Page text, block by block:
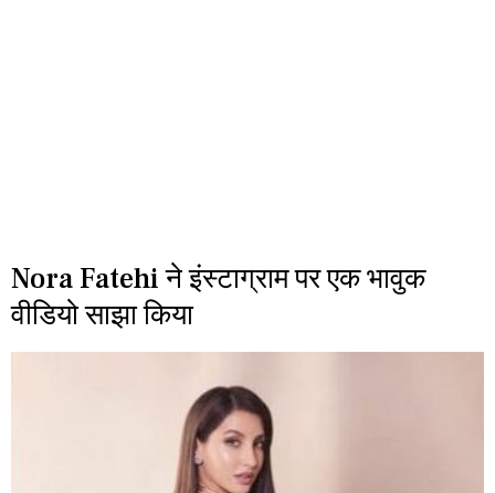
Nora Fatehi ने इंस्टाग्राम पर एक भावुक
वीडियो साझा किया